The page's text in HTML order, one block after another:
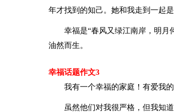
年才找到的知己。她和我走到一起
幸福是“春风又绿江南岸，明月
油然而生。
幸福话题作文3
我有一个幸福的家庭！有爱我
虽然他们对我很严格，但我知